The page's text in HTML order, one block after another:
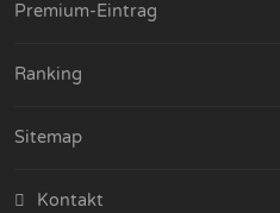
Premium-Eintrag
Ranking
Sitemap
Kontakt